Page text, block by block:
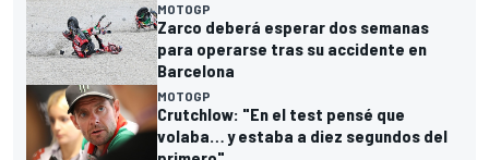
MOTOGP
Zarco deberá esperar dos semanas
para operarse tras su accidente en
Barcelona
MOTOGP
Crutchlow: "En el test pensé que
volaba… y estaba a diez segundos del